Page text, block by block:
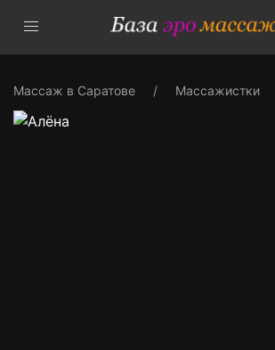
Массаж в Саратове Массажистки